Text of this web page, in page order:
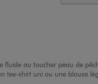
au toucher peau de
tee-shirt uni ou une blouse